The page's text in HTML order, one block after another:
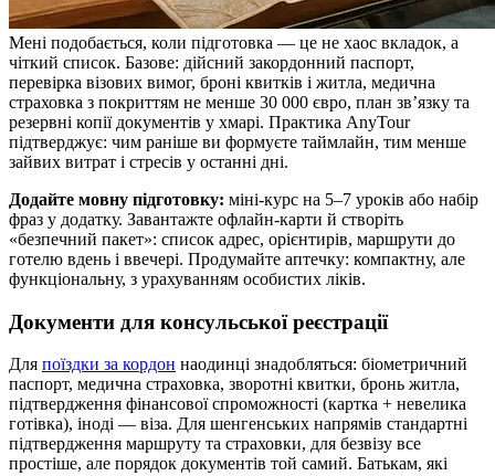
Мені подобається, коли підготовка — це не хаос вкладок, а
чіткий список. Базове: дійсний закордонний паспорт,
перевірка візових вимог, броні квитків і житла, медична
страховка з покриттям не менше 30 000 євро, план зв’язку та
резервні копії документів у хмарі. Практика AnyTour
підтверджує: чим раніше ви формуєте таймлайн, тим менше
зайвих витрат і стресів у останні дні.
Додайте мовну підготовку: міні‑курс на 5–7 уроків або набір
фраз у додатку. Завантажте офлайн‑карти й створіть
«безпечний пакет»: список адрес, орієнтирів, маршрути до
готелю вдень і ввечері. Продумайте аптечку: компактну, але
функціональну, з урахуванням особистих ліків.
Документи для консульської реєстрації
Для поїздки за кордон наодинці знадобляться: біометричний
паспорт, медична страховка, зворотні квитки, бронь житла,
підтвердження фінансової спроможності (картка + невелика
готівка), іноді — віза. Для шенгенських напрямів стандартні
підтвердження маршруту та страховки, для безвізу все
простіше, але порядок документів той самий. Батькам, які